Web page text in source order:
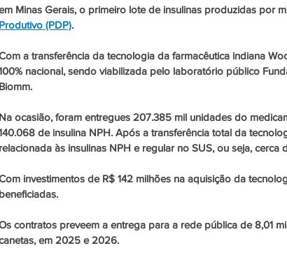
Minas Gerais, o primeiro lote de insulinas produzidas por
Produtivo (PDP).
a transferência da tecnologia da farmacêutica indiana
nacional, sendo viabilizada pelo laboratório público
Biomm.
Na ocasião, foram entregues 207.385 mil unidades do
de insulina NPH. Após a transferência total da
relacionada às insulinas NPH e regular no SUS, ou seja, cerca
investimentos de R$ 142 milhões na aquisição da
beneficiadas.
contratos preveem a entrega para a rede pública de 8,01
em 2025 e 2026.